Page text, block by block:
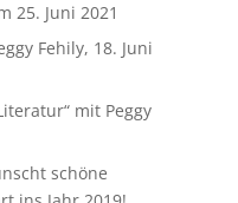
25. Juni 2021
Fehily, 18. Juni
mit Peggy
schöne